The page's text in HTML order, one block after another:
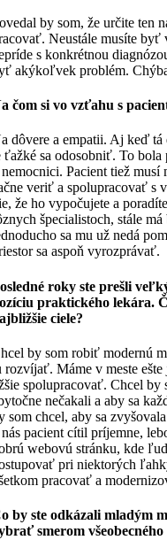
by som, že určite ten
Neustále musíte byť
s konkrétnou
akýkoľvek problém.
čom si vo vzťahu s
dôvere a empatii. Aj keď
ťažké sa odosobniť. To bola
Pacient tiež musí
veriť a spolupracovať s
že ho vypočujete a
špecialistoch, stále
sa mu už nedá
sa aspoň vyrozprávať.
roky ste prešli
praktického lekára.
ciele?
by som robiť modernú
rozvíjať. Máme v meste
spolupracovať. Chcel
nečakali a aby sa
som chcel, aby sa
pacient cítil príjemne,
webovú stránku, kde
pri niektorých
pracovať a
by ste odkázali mladým
smerom